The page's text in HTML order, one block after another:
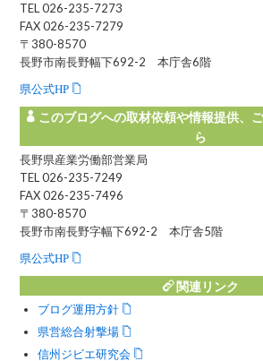
TEL 026-235-7273
FAX 026-235-7279
〒380-8570
長野市南長野幅下692-2 本庁舎6階
県公式HP
このブログへの取材依頼や情報提供、
ら
長野県産業労働部営業局
TEL 026-235-7249
FAX 026-235-7496
〒380-8570
長野市南長野字幅下692-2 本庁舎5階
県公式HP
関連リンク
ブログ運用方針
県営総合射撃場
信州ジビエ研究会